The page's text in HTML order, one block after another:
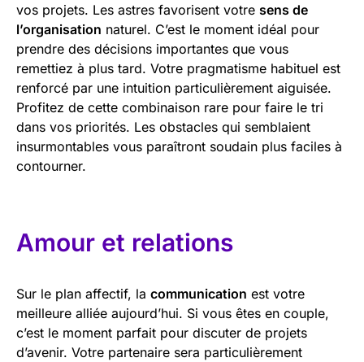
vos projets. Les astres favorisent votre sens de
l’organisation naturel. C’est le moment idéal pour
prendre des décisions importantes que vous
remettiez à plus tard. Votre pragmatisme habituel est
renforcé par une intuition particulièrement aiguisée.
Profitez de cette combinaison rare pour faire le tri
dans vos priorités. Les obstacles qui semblaient
insurmontables vous paraîtront soudain plus faciles à
contourner.
Amour et relations
Sur le plan affectif, la communication est votre
meilleure alliée aujourd’hui. Si vous êtes en couple,
c’est le moment parfait pour discuter de projets
d’avenir. Votre partenaire sera particulièrement